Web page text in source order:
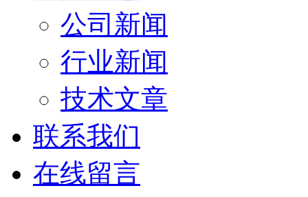
公司新闻
行业新闻
技术文章
联系我们
在线留言